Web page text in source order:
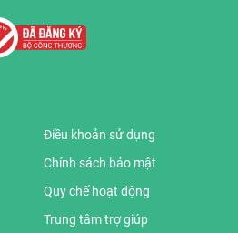
Điều khoản sử dụng
Chính sách bảo mật
Quy chế hoạt động
Trung tâm trợ giúp